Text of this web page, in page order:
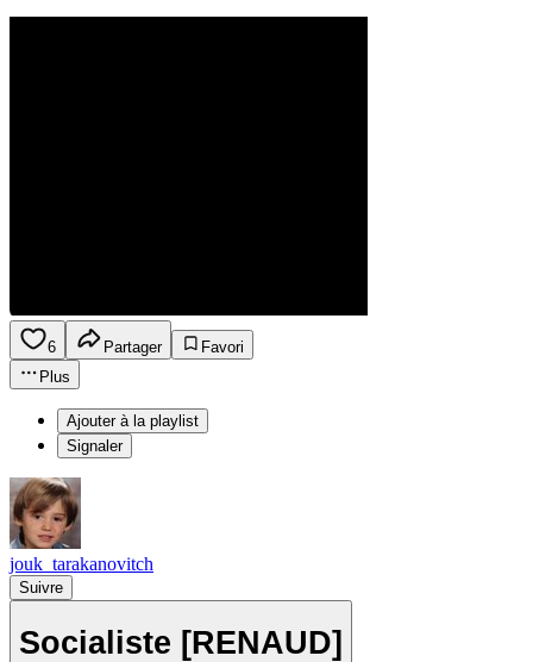
6 Partager
Favori
Plus
Ajouter à la playlist
Signaler
jouk_tarakanovitch
Suivre
Socialiste [RENAUD]